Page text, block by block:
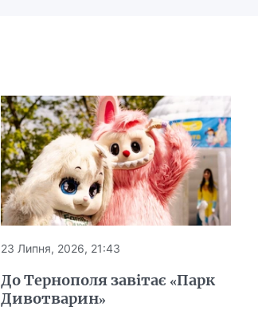
23 Липня, 2026, 21:43
До Тернополя завітає «Парк
Дивотварин»